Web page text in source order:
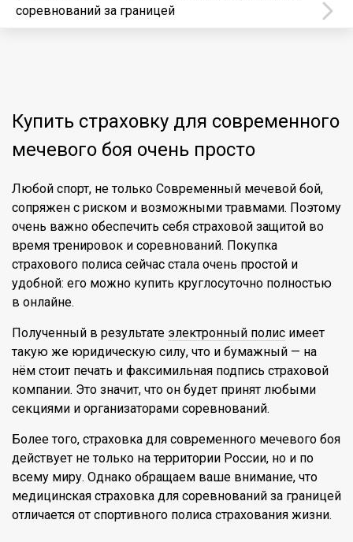
соревнований за границей
Купить страховку для современного
мечевого боя очень просто
Любой спорт, не только Современный мечевой бой,
сопряжен с риском и возможными травмами. Поэтому
очень важно обеспечить себя страховой защитой во
время тренировок и соревнований. Покупка
страхового полиса сейчас стала очень простой и
удобной: его можно купить круглосуточно полностью
в онлайне.
Полученный в результате электронный полис имеет
такую же юридическую силу, что и бумажный — на
нём стоит печать и факсимильная подпись страховой
компании. Это значит, что он будет принят любыми
секциями и организаторами соревнований.
Более того, страховка для современного мечевого боя
действует не только на территории России, но и по
всему миру. Однако обращаем ваше внимание, что
медицинская страховка для соревнований за границей
отличается от спортивного полиса страхования жизни.